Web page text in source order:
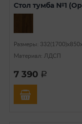
Стол тумба №1
Размеры:
Материал: ЛДСП
7 390 a